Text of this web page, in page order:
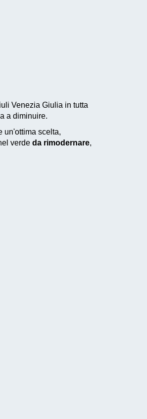
Venezia Giulia in tutta
a diminuire.
un'ottima scelta,
verde da rimodernare,